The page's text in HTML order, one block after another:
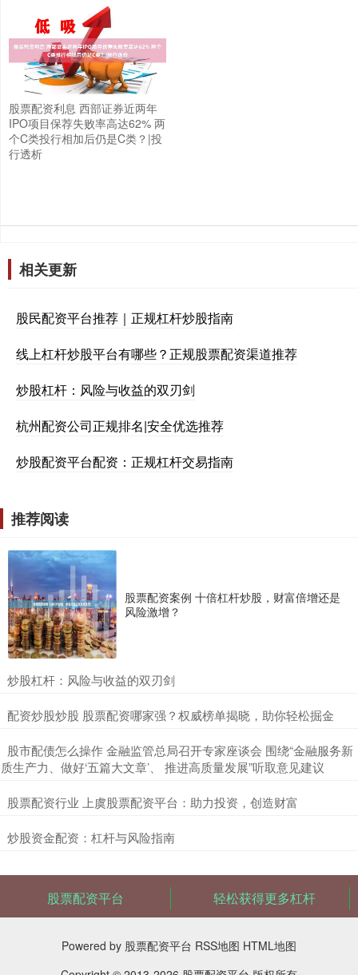
股票配资利息 西部证券近两年
IPO项目保荐失败率高达62% 两
个C类投行相加后仍是C类？|投
行透析
相关更新
股民配资平台推荐｜正规杠杆炒股指南
线上杠杆炒股平台有哪些？正规股票配资渠道推荐
炒股杠杆：风险与收益的双刃剑
杭州配资公司正规排名|安全优选推荐
炒股配资平台配资：正规杠杆交易指南
推荐阅读
股票配资案例 十倍杠杆炒股，财富倍增还是
风险激增？
​炒股杠杆：风险与收益的双刃剑
​配资炒股炒股 股票配资哪家强？权威榜单揭晓，助你轻松掘金
​股市配债怎么操作 金融监管总局召开专家座谈会 围绕“金融服务新
质生产力、做好‘五篇大文章’、 推进高质量发展”听取意见建议
​股票配资行业 上虞股票配资平台：助力投资，创造财富
​炒股资金配资：杠杆与风险指南
股票配资平台 轻松获得更多杠杆
Powered by 股票配资平台 RSS地图 HTML地图